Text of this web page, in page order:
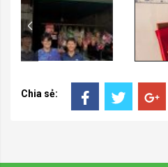
Chia sẻ: